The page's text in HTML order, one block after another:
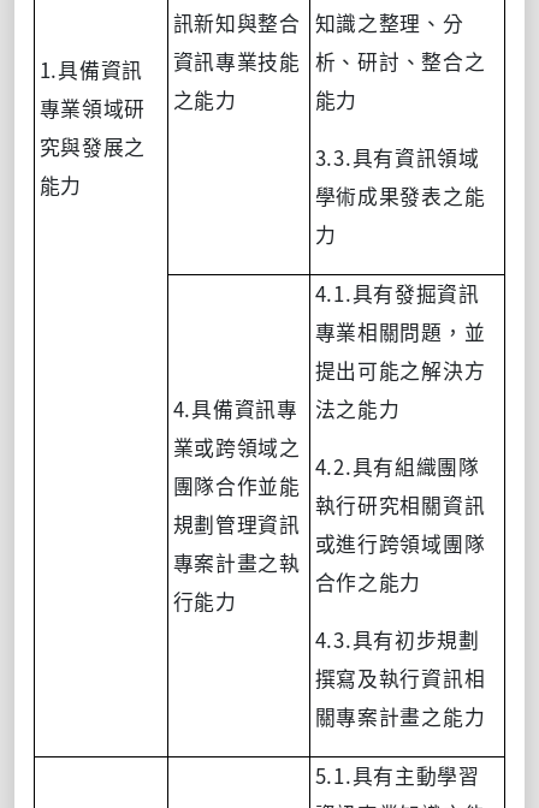
1.具備資訊
專業領域研
究與發展之
能力
訊新知與整合
資訊專業技能
之能力
知識之整理 、 分
析 、研討 、整合之
能力
3.3.具有資訊領域
學術成果發表之能
力
4.具備資訊專
業或跨領域之
團隊合作並能
規劃管理資訊
專案計畫之執
行能力
4.1.具有發掘資訊
專業相關問題，並
提出可能之解決方
法之能力
4.2.具有組織團隊
執行研究相關資訊
或進行跨領域團隊
合作之能力
4.3.具有初步規劃
撰寫及執行資訊相
關專案計畫之能力
5.1.具有主動學習